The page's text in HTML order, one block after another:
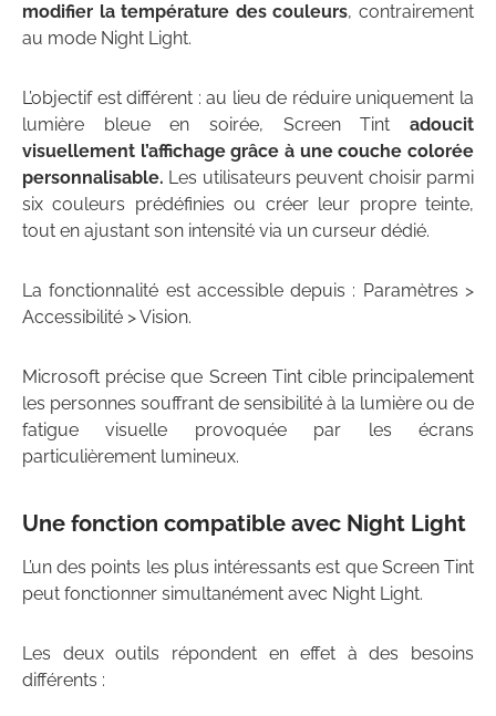
modifier la température des couleurs, contrairement
au mode Night Light.
L’objectif est différent : au lieu de réduire uniquement la
lumière bleue en soirée, Screen Tint adoucit
visuellement l’affichage grâce à une couche colorée
personnalisable. Les utilisateurs peuvent choisir parmi
six couleurs prédéfinies ou créer leur propre teinte,
tout en ajustant son intensité via un curseur dédié.
La fonctionnalité est accessible depuis : Paramètres >
Accessibilité > Vision.
Microsoft précise que Screen Tint cible principalement
les personnes souffrant de sensibilité à la lumière ou de
fatigue visuelle provoquée par les écrans
particulièrement lumineux.
Une fonction compatible avec Night Light
L’un des points les plus intéressants est que Screen Tint
peut fonctionner simultanément avec Night Light.
Les deux outils répondent en effet à des besoins
différents :